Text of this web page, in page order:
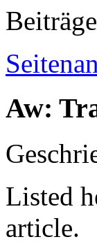
Aw:
Listed
article.